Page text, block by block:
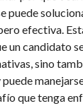
puede
efectiva.
un candidato
sino
que tenga